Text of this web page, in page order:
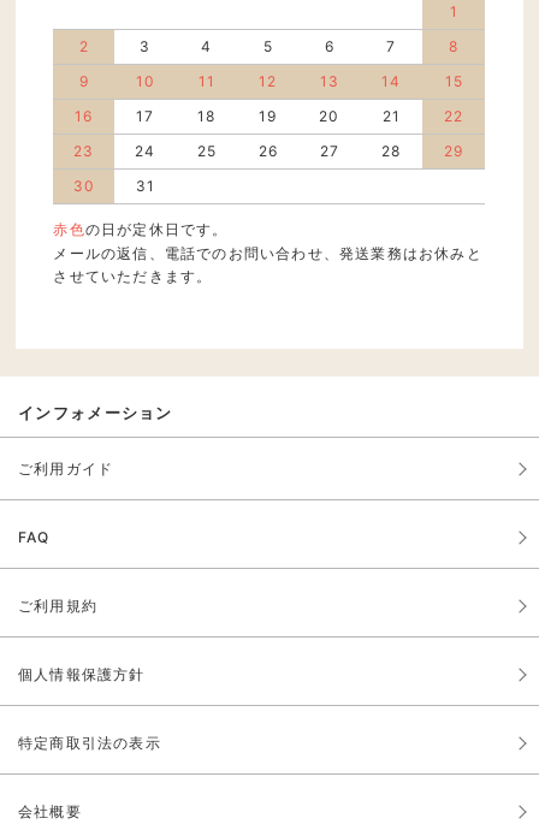
1
2
3 4 5 6 7
8
9
10 11 12 13 14
15
16
17 18 19 20 21
22
23
24 25 26 27 28
29
30
31
赤色の日が定休日です。
メールの返信、電話でのお問い合わせ、発送業務はお休みと
させていただきます。
インフォメーション
ご利用ガイド
FAQ
ご利用規約
個人情報保護方針
特定商取引法の表示
会社概要